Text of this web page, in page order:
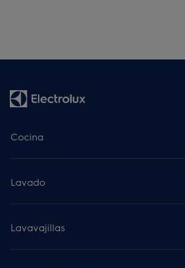
Cocina
Lavado
Lavavajillas